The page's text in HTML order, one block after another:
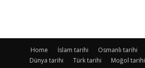
Home İslam tarihi Osmanlı tarihi
Dünya tarihi
Türk tarihi Moğol tarihi